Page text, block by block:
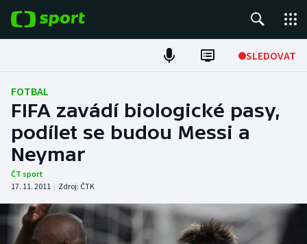
SLEDOVAT
Fotbal
Hokej
Tenis
Atletika
Cyklistika
FOTBAL
FIFA zavádí biologické pasy,
podílet se budou Messi a
Neymar
ČT sport
17. 11. 2011 | Zdroj: ČTK